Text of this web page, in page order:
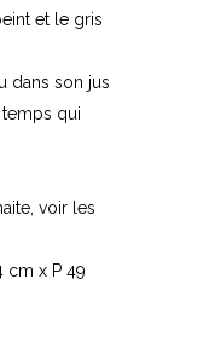
et le gris
dans son jus
qui
voir les
cm x P 49